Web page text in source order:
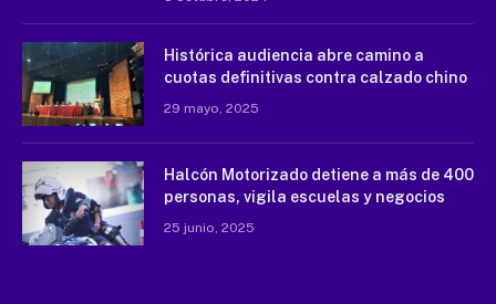
Histórica audiencia abre camino a
cuotas definitivas contra calzado chino
29 mayo, 2025
Halcón Motorizado detiene a más de 400
personas, vigila escuelas y negocios
25 junio, 2025